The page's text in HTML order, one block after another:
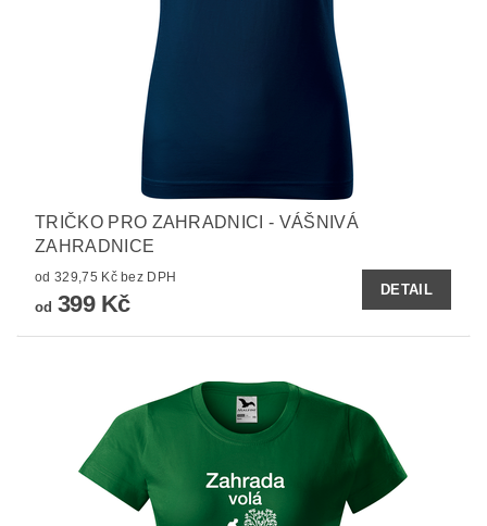
TRIČKO PRO ZAHRADNICI - VÁŠNIVÁ
ZAHRADNICE
od 329,75 Kč bez DPH
od 399 Kč
DETAIL